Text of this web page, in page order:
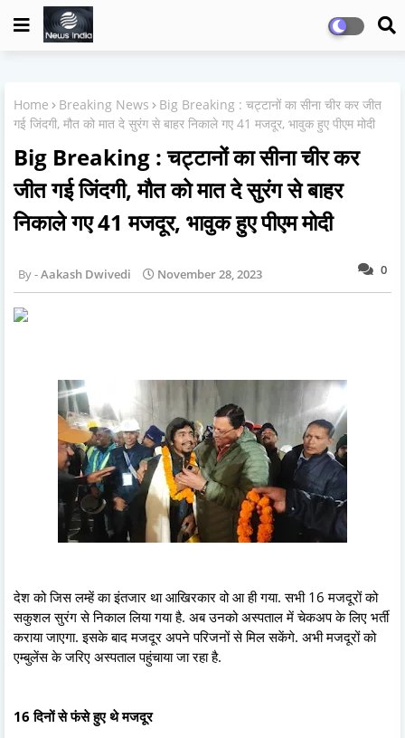
Home Breaking News
Big Breaking : चट्टानों का सीना चीर कर जीत
गई जिंदगी, मौत को मात दे सुरंग से बाहर निकाले गए 41 मजदूर, भावुक हुए पीएम मोदी
Big Breaking : चट्टानों का सीना चीर कर
जीत गई जिंदगी, मौत को मात दे सुरंग से बाहर
निकाले गए 41 मजदूर, भावुक हुए पीएम मोदी
0
Aakash Dwivedi November 28, 2023
देश को जिस लम्हें का इंतजार था आखिरकार वो आ ही गया. सभी 16 मजदूरों को
सकुशल सुरंग से निकाल लिया गया है. अब उनको अस्पताल में चेकअप के लिए भर्ती
कराया जाएगा. इसके बाद मजदूर अपने परिजनों से मिल सकेंगे. अभी मजदूरों को
एम्बुलेंस के जरिए अस्पताल पहुंचाया जा रहा है.
16 दिनों से फंसे हुए थे मजदूर